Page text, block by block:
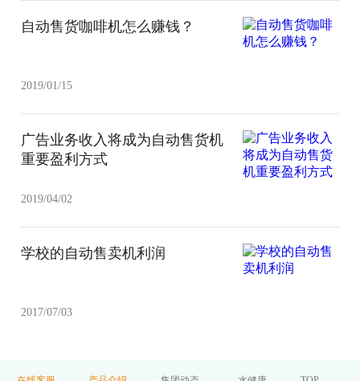
自动售货咖啡机怎么赚钱？
2019/01/15
广告业务收入将成为自动售货机
重要盈利方式
2019/04/02
学校的自动售卖机利润
2017/07/03